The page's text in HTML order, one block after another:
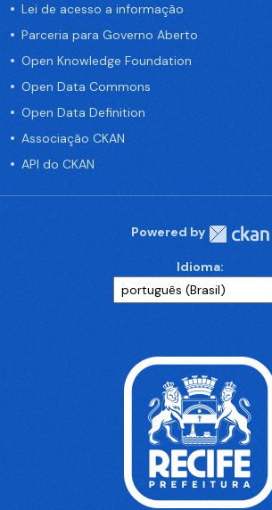
Lei de acesso a informação
Parceria para Governo Aberto
Open Knowledge Foundation
Open Data Commons
Open Data Definition
Associação CKAN
API do CKAN
Powered by
Idioma